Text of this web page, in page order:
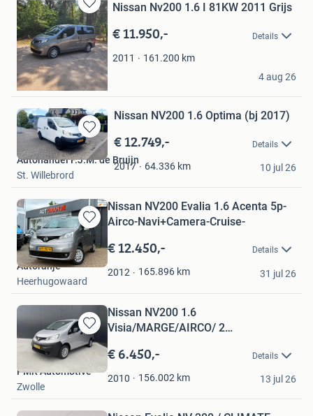
Bewaren
in
Mijn
Favorieten
Nissan Nv200 1.6 I 81KW 2011 Grijs
€ 11.950,- Details
2011 161.200 km
Pieter
Garderen
4 aug 26
Bewaren
in
Mijn
Nissan NV200 1.6 Optima (bj 2017)
€ 12.749,- Details
2017 64.336 km
Autohandel F.J.M. de Bruijn
St. Willebrord
10 jul 26
Bewaren
in
Mijn
Favorieten
Nissan NV200 Evalia 1.6 Acenta 5p-
Airco-Navi+Camera-Cruise-
€ 12.450,- Details
2012 165.896 km
Autoranje
Heerhugowaard
31 jul 26
Bewaren
in
Favorieten
Nissan NV200 1.6
Visia/MARGE/AIRCO/ 2
€ 6.450,- Details
2010 156.002 km
PMR Automotive
Zwolle
13 jul 26